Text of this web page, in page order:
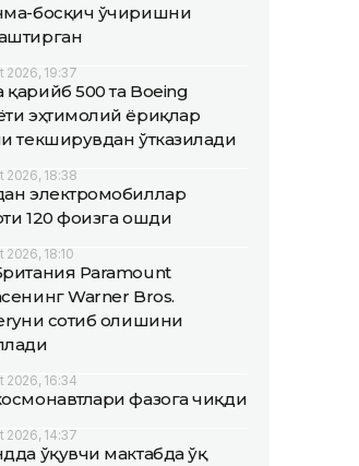
босқич ўчиришни
2026, 19:37
500 та Boeing
эҳтимолий ёриқлар
текширувдан ўтказилади
2026, 18:38
электромобиллар
120 фоизга ошди
2026, 18:10
Paramount
Warner Bros.
сотиб олишини
2026, 16:34
фазога чиқди
2026, 14:37
ўқувчи мактабда ўқ